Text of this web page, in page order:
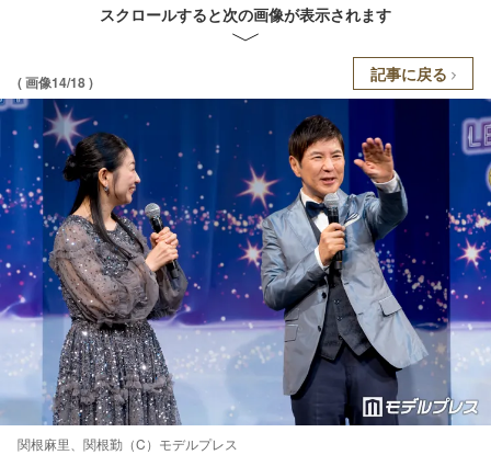
スクロールすると次の画像が表示されます
( 画像14/18 ) 記事に戻る
関根麻里、関根勤（C）モデルプレス